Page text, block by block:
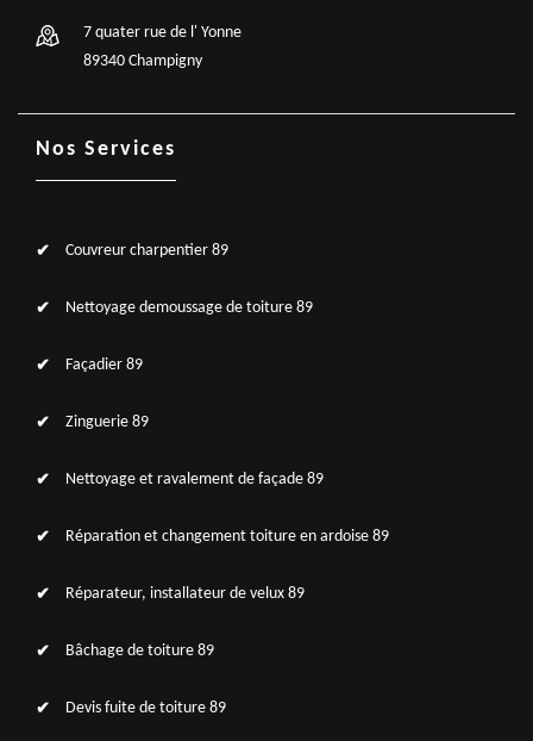
7 quater rue de l' Yonne
89340 Champigny
Nos Services
Couvreur charpentier 89
Nettoyage demoussage de toiture 89
Façadier 89
Zinguerie 89
Nettoyage et ravalement de façade 89
Réparation et changement toiture en ardoise 89
Réparateur, installateur de velux 89
Bâchage de toiture 89
Devis fuite de toiture 89